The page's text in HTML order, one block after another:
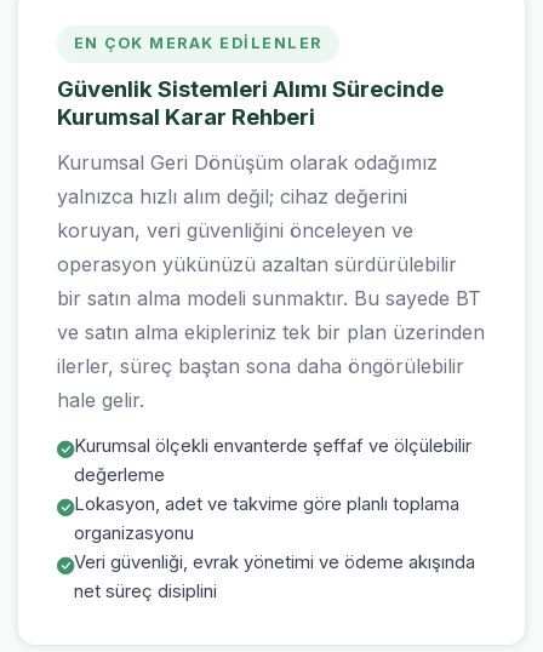
EN ÇOK MERAK EDILENLER
Güvenlik Sistemleri Alımı Sürecinde
Kurumsal Karar Rehberi
Kurumsal Geri Dönüşüm olarak odağımız
yalnızca hızlı alım değil; cihaz değerini
koruyan, veri güvenliğini önceleyen ve
operasyon yükünüzü azaltan sürdürülebilir
bir satın alma modeli sunmaktır. Bu sayede BT
ve satın alma ekipleriniz tek bir plan üzerinden
ilerler, süreç baştan sona daha öngörülebilir
hale gelir.
Kurumsal ölçekli envanterde şeffaf ve ölçülebilir
değerleme
Lokasyon, adet ve takvime göre planlı toplama
organizasyonu
Veri güvenliği, evrak yönetimi ve ödeme akışında
net süreç disiplini